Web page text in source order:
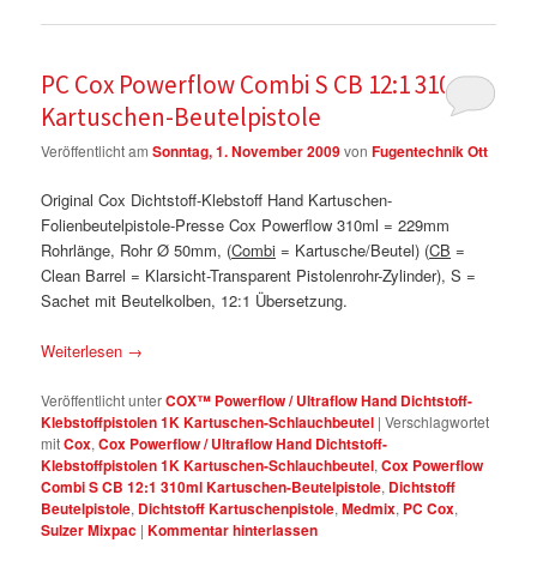
PC Cox Powerflow Combi S CB 12:1 310ml
Kartuschen-Beutelpistole
Veröffentlicht amSonntag, 1. November 2009vonFugentechnik Ott
Original Cox Dichtstoff-Klebstoff Hand Kartuschen-
Folienbeutelpistole-Presse Cox Powerflow 310ml = 229mm
Rohrlänge, Rohr Ø 50mm, (Combi = Kartusche/Beutel) (CB =
Clean Barrel = Klarsicht-Transparent Pistolenrohr-Zylinder), S =
Sachet mit Beutelkolben, 12:1 Übersetzung.
Weiterlesen →
Veröffentlicht unterCOX™ Powerflow / Ultraflow Hand Dichtstoff-
Klebstoffpistolen 1K Kartuschen-Schlauchbeutel |Verschlagwortet
mitCox,Cox Powerflow / Ultraflow Hand Dichtstoff-
Klebstoffpistolen 1K Kartuschen-Schlauchbeutel,Cox Powerflow
Combi S CB 12:1 310ml Kartuschen-Beutelpistole, Dichtstoff
Beutelpistole, Dichtstoff Kartuschenpistole,Medmix, PC Cox,
Sulzer Mixpac |Kommentar hinterlassen